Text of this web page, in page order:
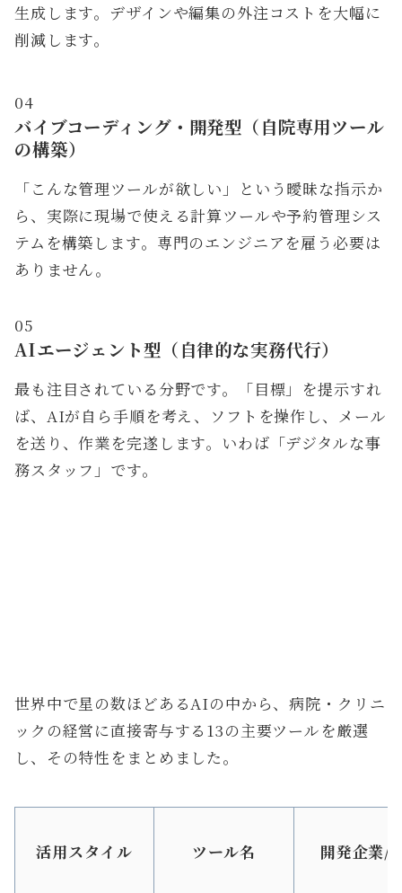
生成します。デザインや編集の外注コストを大幅に
削減します。
04
バイブコーディング・開発型（自院専用ツール
の構築）
「こんな管理ツールが欲しい」という曖昧な指示か
ら、実際に現場で使える計算ツールや予約管理シス
テムを構築します。専門のエンジニアを雇う必要は
ありません。
05
AIエージェント型（自律的な実務代行）
最も注目されている分野です。「目標」を提示すれ
ば、AIが自ら手順を考え、ソフトを操作し、メール
を送り、作業を完遂します。いわば「デジタルな事
務スタッフ」です。
世界中で星の数ほどあるAIの中から、病院・クリニ
ックの経営に直接寄与する13の主要ツールを厳選
し、その特性をまとめました。
活用スタイル ツール名 開発企業/